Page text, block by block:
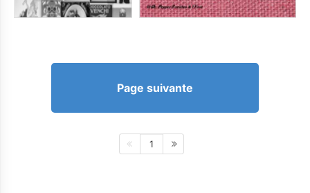
Page suivante
1